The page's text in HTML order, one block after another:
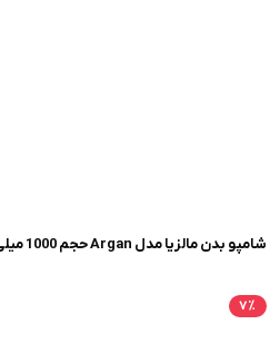
شامپو بدن مالزیا مدل Argan حجم 1000 میلی لیتر
۷٪